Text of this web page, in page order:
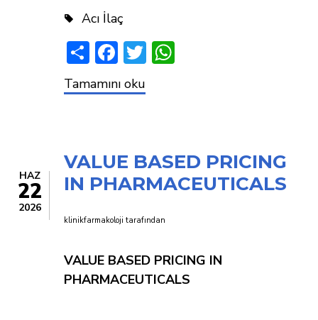
Acı İlaç
ShareFacebook
Twitter
TÜRKİYEDE
HANGİ
Tamamını oku
HAZ
22
2026
VALUE BASED PRICING
IN PHARMACEUTICALS
klinikfarmakoloji tarafından
VALUE BASED PRICING IN
PHARMACEUTICALS